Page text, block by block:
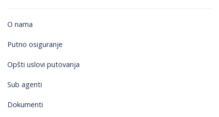
O nama
Putno osiguranje
Opšti uslovi putovanja
Sub agenti
Dokumenti